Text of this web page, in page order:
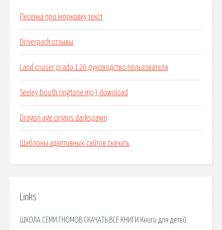
Песенка про морковку текст
Driverpack отзывы
Land cruiser prado 120 руководство пользователя
Seeley booth ringtone mp3 download
Dragon age origins darkspawn
Шаблоны адаптивных сайтов скачать
Links
ШКОЛА СЕМИ ГНОМОВ СКАЧАТЬ ВСЕ КНИГИ Книги для детей.